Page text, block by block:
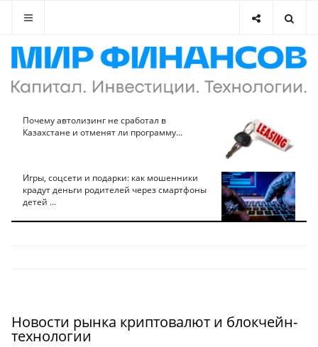
Почему автолизинг не сработал в
Казахстане и отменят ли программу...
Игры, соцсети и подарки: как мошенники
крадут деньги родителей через смартфоны
детей ...
Новости рынка криптовалют и блокчейн-
технологии